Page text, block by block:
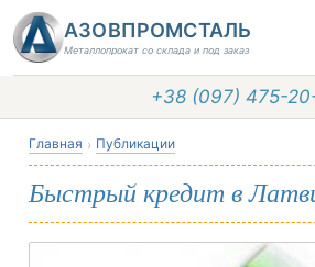
АЗОВПРОМСТАЛЬ
Металлопрокат со склада и под заказ
+38 (097) 475-
Главная Публикации
Быстрый кредит в